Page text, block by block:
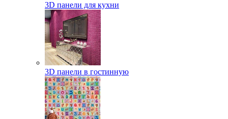
3D панели для кухни
3D панели в гостинную